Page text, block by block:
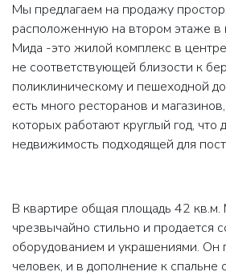
Мы предлагаем на продажу
расположенную на втором этаже в
Мида -это жилой комплекс в
не соответствующей близости к
поликлиническому и пешеходной
есть много ресторанов и
которых работают круглый год, что
недвижимость подходящей для
В квартире общая площадь 42
чрезвычайно стильно и продается
оборудованием и украшениями. Он
человек, и в дополнение к спальне